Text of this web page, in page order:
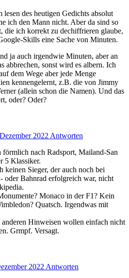
des heutigen Gedichts absolut
ich den Mann nicht. Aber da sind so
die ich korrekt zu dechiffrieren glaube,
Skills eine Sache von Minuten.
ja auch irgendwie Minuten, aber an
abbrechen, sonst wird es albern. Ich
dem Wege aber jede Menge
kennengelernt, z.B. die von Jimmy
(allein schon die Namen). Und das
oder? Oder?
2022 Antworten
förmlich nach Radsport, Mailand-San
5 Klassiker.
keinen Sieger, der auch noch bei
oder Bahnrad erfolgreich war, nicht
Monaco in der F1? Kein
Quatsch. Irgendwas mit
Hinweisen wollen einfach nicht
Grmpf. Versagt.
2022 Antworten